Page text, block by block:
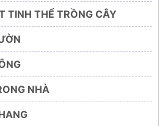
TINH THỂ TRỒNG CÂY
NHÀ